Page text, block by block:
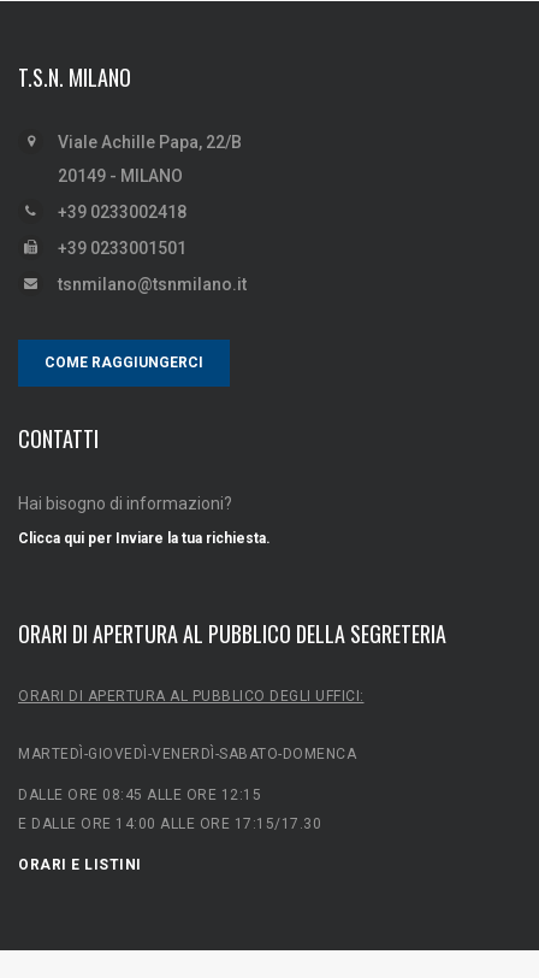
T.S.N. MILANO
Viale Achille Papa, 22/B
20149 - MILANO
+39 0233002418
+39 0233001501
tsnmilano@tsnmilano.it
COME RAGGIUNGERCI
CONTATTI
Hai bisogno di informazioni?
Clicca qui per Inviare la tua richiesta.
ORARI DI APERTURA AL PUBBLICO DELLA SEGRETERIA
ORARI DI APERTURA AL PUBBLICO DEGLI UFFICI:
MARTEDÌ-GIOVEDÌ-VENERDÌ-SABATO-DOMENCA
DALLE ORE 08:45 ALLE ORE 12:15
E DALLE ORE 14:00 ALLE ORE 17:15/17.30
ORARI E LISTINI